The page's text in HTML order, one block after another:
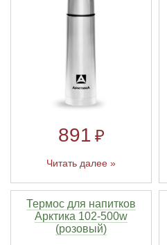
891 ₽
Читать далее »
Термос для напитков
Арктика 102-500w
(розовый)
Кликеры для лука
Плунжеры для лука